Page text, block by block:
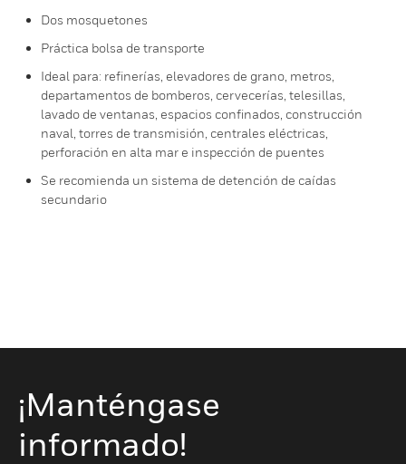
Dos mosquetones
Práctica bolsa de transporte
Ideal para: refinerías, elevadores de grano, metros,
departamentos de bomberos, cervecerías, telesillas,
lavado de ventanas, espacios confinados, construcción
naval, torres de transmisión, centrales eléctricas,
perforación en alta mar e inspección de puentes
Se recomienda un sistema de detención de caídas
secundario
¡Manténgase
informado!